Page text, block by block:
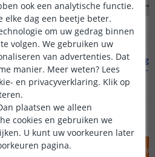
kleur
)
44,95
Ecodim -
1 groep -
IN
ook een analytische functie.
elke dag een beetje beter.
om uw gedrag binnen
volgen. We gebruiken uw
van advertenties. Dat
manier. Meer weten? Lees
en privacyverklaring. Klik op
plaatsen we alleen
cookies en gebruiken we
U kunt uw voorkeuren later
pagina.